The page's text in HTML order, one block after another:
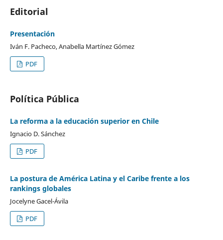
Editorial
Presentación
Iván F. Pacheco, Anabella Martínez Gómez
PDF
Política Pública
La reforma a la educación superior en Chile
Ignacio D. Sánchez
PDF
La postura de América Latina y el Caribe frente a los
rankings globales
Jocelyne Gacel-Ávila
PDF